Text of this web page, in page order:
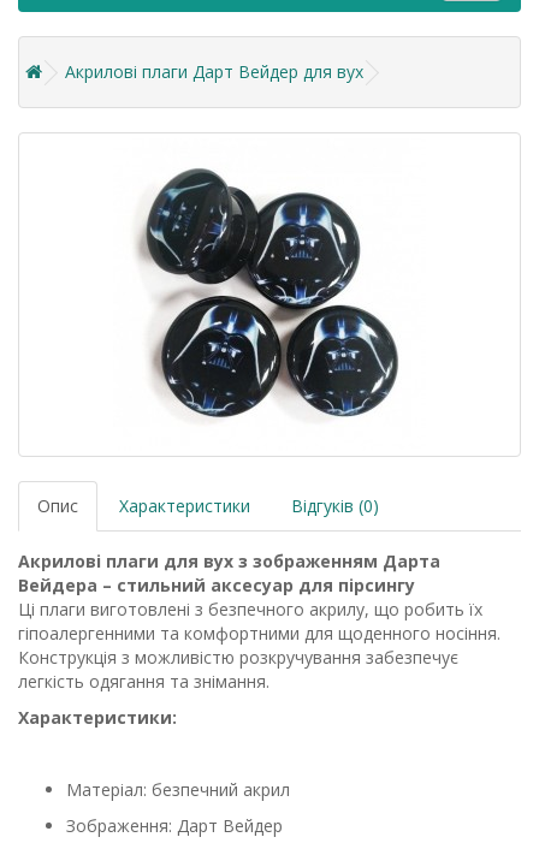
Акрилові плаги Дарт Вейдер для вух
Опис Характеристики Відгуків (0)
Акрилові плаги для вух з зображенням Дарта
Вейдера – стильний аксесуар для пірсингу
Ці плаги виготовлені з безпечного акрилу, що робить їх
гіпоалергенними та комфортними для щоденного носіння.
Конструкція з можливістю розкручування забезпечує
легкість одягання та знімання.
Характеристики:
Матеріал: безпечний акрил
Зображення: Дарт Вейдер